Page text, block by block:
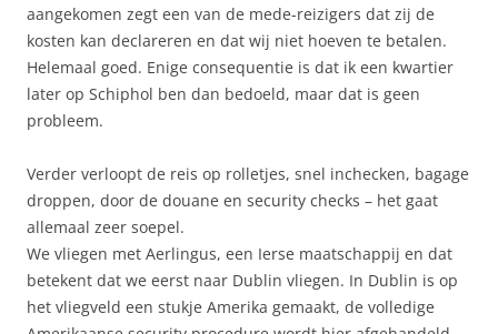
aangekomen zegt een van de mede-reizigers dat zij de
kosten kan declareren en dat wij niet hoeven te betalen.
Helemaal goed. Enige consequentie is dat ik een kwartier
later op Schiphol ben dan bedoeld, maar dat is geen
probleem.
Verder verloopt de reis op rolletjes, snel inchecken, bagage
droppen, door de douane en security checks – het gaat
allemaal zeer soepel.
We vliegen met Aerlingus, een Ierse maatschappij en dat
betekent dat we eerst naar Dublin vliegen. In Dublin is op
het vliegveld een stukje Amerika gemaakt, de volledige